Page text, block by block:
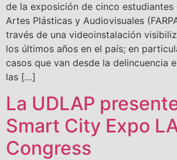
de la exposición de cinco estudiantes
Artes Plásticas y Audiovisuales
través de una videoinstalación
los últimos años en el país; en
casos que van desde la delincuencia
las […]
La UDLAP
Smart City Expo
Congress